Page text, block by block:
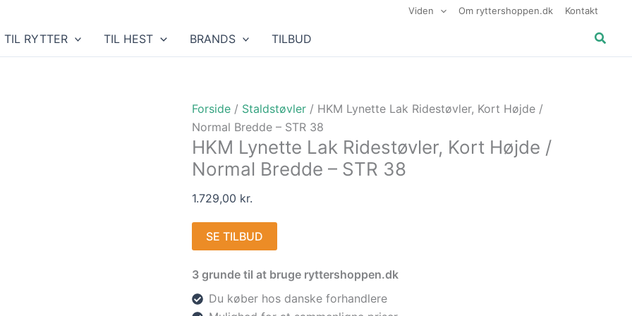
Viden Om ryttershoppen.dk Kontakt
TIL RYTTER TIL HEST BRANDS TILBUD Søg
Forside / Staldstøvler / HKM Lynette Lak Ridestøvler, Kort Højde /
Normal Bredde – STR 38
HKM Lynette Lak Ridestøvler, Kort Højde /
Normal Bredde – STR 38
1.729,00 kr.
SE TILBUD
3 grunde til at bruge ryttershoppen.dk
Du køber hos danske forhandlere